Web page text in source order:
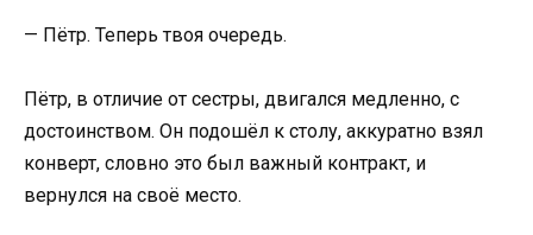
— Пётр. Теперь твоя очередь.
Пётр, в отличие от сестры, двигался медленно, с
достоинством. Он подошёл к столу, аккуратно взял
конверт, словно это был важный контракт, и
вернулся на своё место.